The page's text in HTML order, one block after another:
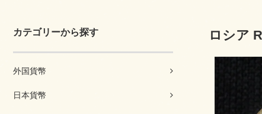
カテゴリーから探す
外国貨幣
日本貨幣
ロシア